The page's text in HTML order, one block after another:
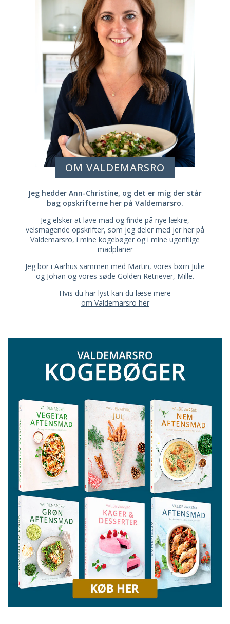
OM VALDEMARSRO
Jeg hedder Ann-Christine, og det er mig der står
bag opskrifterne her på Valdemarsro.
Jeg elsker at lave mad og finde på nye lækre,
velsmagende opskrifter, som jeg deler med jer her på
Valdemarsro, i mine kogebøger og i mine ugentlige
madplaner
Jeg bor i Aarhus sammen med Martin, vores børn Julie
og Johan og vores søde Golden Retriever, Mille.
Hvis du har lyst kan du læse mere
om Valdemarsro her